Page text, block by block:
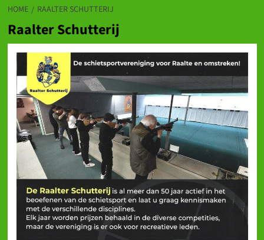
HOME RAALTER SCHUTTERIJ
Raalter Schutterij